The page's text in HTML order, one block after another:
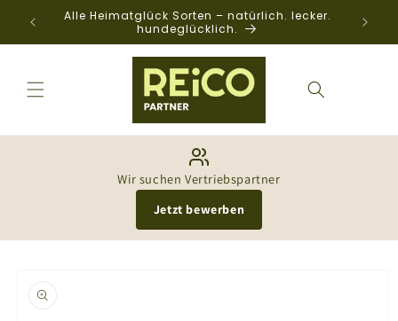
zum
Alle Heimatglück Sorten – natürlich. lecker.
hundeglücklich.
Wir suchen Vertriebspartner
Jetzt bewerben